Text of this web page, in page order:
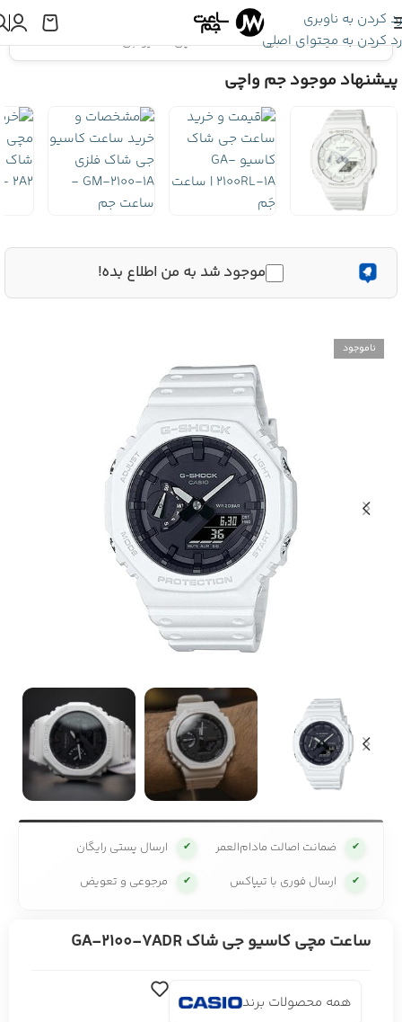
رد کردن به ناوبری
رد کردن به محتوای اصلی
اینجا هستید:ساعت جی شاک»ساعت مچی کاسیو جی شاک GA-2100-7ADR
پیشنهاد موجود جم واچی
موجود شد به من اطلاع بده!
ناموجود
✔ ضمانت اصالت مادام‌العمر ✔ ارسال پستی رایگان
✔ ارسال فوری با تیپاکس ✔ مرجوعی و تعویض
ساعت مچی کاسیو جی شاک GA-2100-7ADR
همه محصولات برند